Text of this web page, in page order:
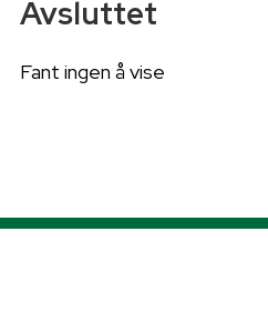
Avsluttet
Fant ingen å vise